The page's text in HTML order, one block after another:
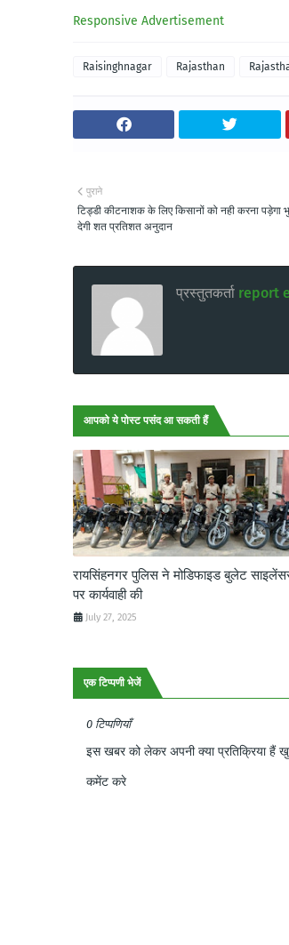
Responsive Advertisement
Raisinghnagar Rajasthan
पुराने
टिड्डी कीटनाशक के लिए किसानों को नही करना पड़ेगा
देगी शत प्रतिशत अनुदान
प्रस्तुतकर्ता report
आपको ये पोस्ट पसंद आ सकती हैं
रायसिंहनगर पुलिस ने मोडिफाइड बुलेट
पर कार्यवाही की
July 27, 2025
एक टिप्पणी भेजें
0 टिप्पणियाँ
इस खबर को लेकर अपनी क्या प्रतिक्रिया हैं
कमेंट करे